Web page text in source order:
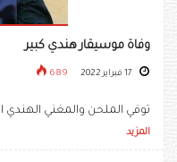
وفاة موسيقار هندي كبير
689
توفي الملحن والمغني الهندي
المزيد